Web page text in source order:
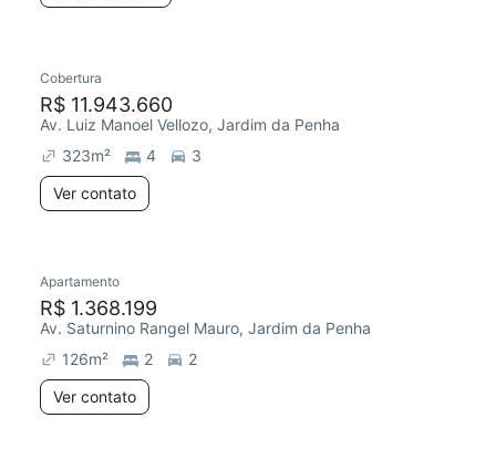
Chegou este mês
Cobertura
R$ 11.943.660
Av. Luiz Manoel Vellozo, Jardim da Penha
323m² 4
3
Ver contato
Chegou este mês
Apartamento
R$ 1.368.199
Av. Saturnino Rangel Mauro, Jardim da Penha
126m² 2
2
Ver contato